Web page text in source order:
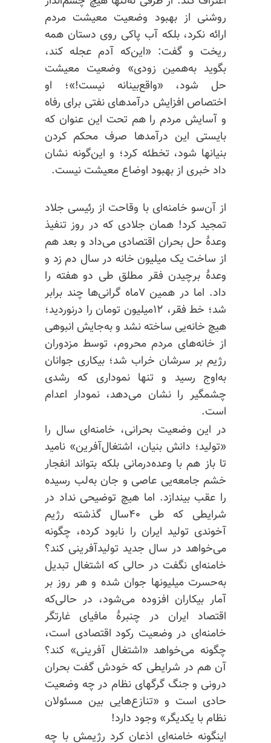
روشنی از بهبود وضعیت معیشت مردم
ارائه نکرد، بلکه آب پاکی روی دستان همه
ریخت و گفت: «این‌که آدم عجله کند،
بگوید به‌همین زودی» وضعیت معیشت
حل شود، «واقع‌بینانه نیست!»؛ او
اختصاص افزایش درآمدهای نفتی برای رفاه
و آسایش مردم را هم تحت این عنوان که
بایستی این درآمدها صرف محکم کردن
بنیانها شود، تخطئه کرد؛ و این‌گونه نشان
داد خبری از بهبود اوضاع معیشت نیست.
از آن‌سو خامنه‌ای با وقاحت از رئیسی جلاد
تمجید کرد! همان جلادی که در روز تنفیذ
وعدهٔ حل بحران اقتصادی می‌داد و بعد هم
از ساخت یک میلیون خانه در سال دم زد و
وعدهٔ برچیدن فقر مطلق طی دو هفته را
داد. اما در همین ۷ماه گرانی‌ها چند برابر
شد؛ خط فقر، ۱۲میلیون تومان را درنوردید؛
هیچ خانه‌یی ساخته نشد و به‌جایش انبوهی
از خانه‌های مردم محروم، توسط مزدوران
رژیم بر سرشان خراب شد؛ بیکاری جوانان
به‌اوج رسید و تنها نموداری که رشدی
چشمگیر را نشان می‌دهد، نمودار اعدام
است.
در این وضعیت بحرانی، خامنه‌ای سال را
«تولید؛ دانش بنیان، اشتغال‌آفرین» نامید
تا باز هم با وعده‌درمانی بلکه بتواند انفجار
خشم جامعه‌یی عاصی و جان به‌لب رسیده
را عقب بیندازد. اما هیچ توضیحی نداد در
شرایطی که طی ۴۰سال گذشته رژیم
آخوندی تولید ایران را نابود کرده، چگونه
می‌خواهد در سال جدید تولیدآفرینی کند؟
خامنه‌ای نگفت در حالی که اشتغال تبدیل
به‌حسرت میلیونها جوان شده و هر روز بر
آمار بیکاران افزوده می‌شود، در حالی‌که
اقتصاد ایران در چنبرهٔ مافیای غارتگر
خامنه‌ای در وضعیت رکود اقتصادی است،
چگونه می‌خواهد «اشتغال آفرینی» کند؟
آن هم در شرایطی که خودش گفت بحران
درونی و جنگ گرگهای نظام در چه وضعیت
حادی است و «تنازع‌هایی بین مسئولان
نظام با یکدیگر» وجود دارد!
اینگونه خامنه‌ای اذعان کرد رژیمش با چه